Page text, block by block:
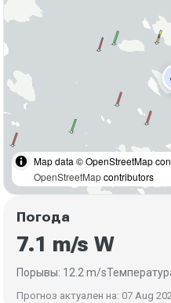
Map data © OpenStreetMap
OpenStreetMapcontributors
Погода
7.1 m/s W
Порывы: 12.2 m/s
Прогноз актуален на: 07 Aug